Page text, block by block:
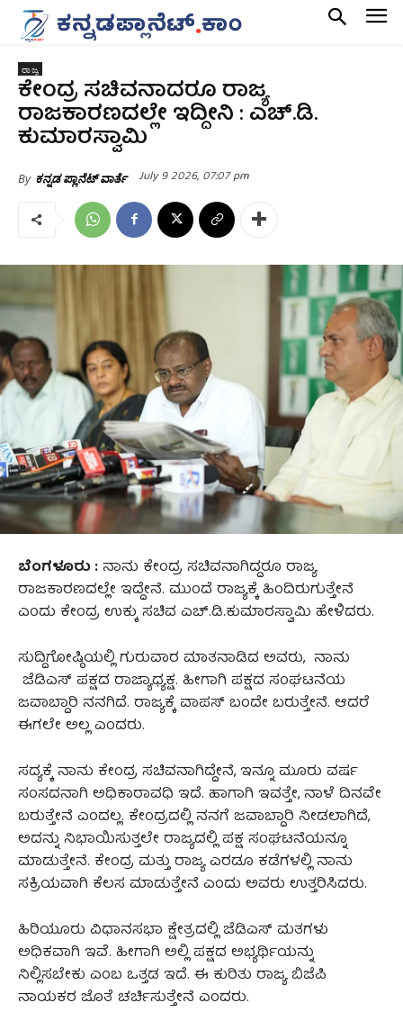
ರಾಜ್ಯ
ಕೇಂದ್ರ ಸಚಿವನಾದರೂ ರಾಜ್ಯ
ರಾಜಕಾರಣದಲ್ಲೇ ಇದ್ದೀನಿ : ಎಚ್‌.ಡಿ.
ಕುಮಾರಸ್ವಾಮಿ
By ಕನ್ನಡ ಪ್ಲಾನೆಟ್ ವಾರ್ತೆ July 9 2026, 07:07 pm
ಬೆಂಗಳೂರು :ನಾನು ಕೇಂದ್ರ ಸಚಿವನಾಗಿದ್ದರೂ ರಾಜ್ಯ
ರಾಜಕಾರಣದಲ್ಲೇ ಇದ್ದೇನೆ. ಮುಂದೆ ರಾಜ್ಯಕ್ಕೆ ಹಿಂದಿರುಗುತ್ತೇನೆ
ಎಂದು ಕೇಂದ್ರ ಉಕ್ಕು ಸಚಿವ ಎಚ್‌.ಡಿ.ಕುಮಾರಸ್ವಾಮಿ ಹೇಳಿದರು.
ಸುದ್ದಿಗೋಷ್ಠಿಯಲ್ಲಿ ಗುರುವಾರ ಮಾತನಾಡಿದ ಅವರು, ನಾನು
ಜೆಡಿಎಸ್‌ ಪಕ್ಷದ ರಾಜ್ಯಾಧ್ಯಕ್ಷ. ಹೀಗಾಗಿ ಪಕ್ಷದ ಸಂಘಟನೆಯ
ಜವಾಬ್ದಾರಿ ನನಗಿದೆ. ರಾಜ್ಯಕ್ಕೆ ವಾಪಸ್ ಬಂದೇ ಬರುತ್ತೇನೆ. ಆದರೆ
ಈಗಲೇ ಅಲ್ಲ ಎಂದರು.
ಸದ್ಯಕ್ಕೆ ನಾನು ಕೇಂದ್ರ ಸಚಿವನಾಗಿದ್ದೇನೆ, ಇನ್ನೂ ಮೂರು ವರ್ಷ
ಸಂಸದನಾಗಿ ಅಧಿಕಾರಾವಧಿ ಇದೆ. ಹಾಗಾಗಿ ಇವತ್ತೇ, ನಾಳೆ ದಿನವೇ
ಬರುತ್ತೇನೆ ಎಂದಲ್ಲ. ಕೇಂದ್ರದಲ್ಲಿ ನನಗೆ ಜವಾಬ್ದಾರಿ ನೀಡಲಾಗಿದೆ,
ಅದನ್ನು ನಿಭಾಯಿಸುತ್ತಲೇ ರಾಜ್ಯದಲ್ಲಿ ಪಕ್ಷ ಸಂಘಟನೆಯನ್ನೂ
ಮಾಡುತ್ತೇನೆ. ಕೇಂದ್ರ ಮತ್ತು ರಾಜ್ಯ ಎರಡೂ ಕಡೆಗಳಲ್ಲಿ ನಾನು
ಸಕ್ರಿಯವಾಗಿ ಕೆಲಸ ಮಾಡುತ್ತೇನೆ ಎಂದು ಅವರು ಉತ್ತರಿಸಿದರು.
ಹಿರಿಯೂರು ವಿಧಾನಸಭಾ ಕ್ಷೇತ್ರದಲ್ಲಿ ಜೆಡಿಎಸ್‌ ಮತಗಳು
ಅಧಿಕವಾಗಿ ಇವೆ. ಹೀಗಾಗಿ ಅಲ್ಲಿ ಪಕ್ಷದ ಅಭ್ಯರ್ಥಿಯನ್ನು
ನಿಲ್ಲಿಸಬೇಕು ಎಂಬ ಒತ್ತಡ ಇದೆ. ಈ ಕುರಿತು ರಾಜ್ಯ ಬಿಜೆಪಿ
ನಾಯಕರ ಜೊತೆ ಚರ್ಚಿಸುತ್ತೇನೆ ಎಂದರು.